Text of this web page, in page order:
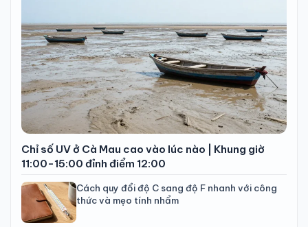
Chỉ số UV ở Cà Mau cao vào lúc nào | Khung giờ
11:00-15:00 đỉnh điểm 12:00
Cách quy đổi độ C sang độ F nhanh với công
thức và mẹo tính nhẩm